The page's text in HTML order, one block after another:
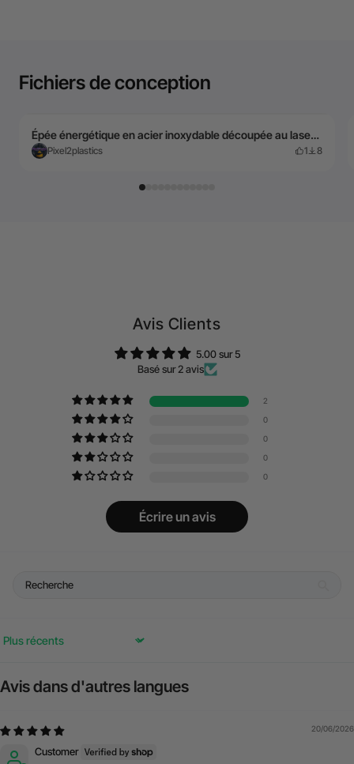
Fichiers de conception
Épée énergétique en acier inoxydable découpée au laser et imprimée UV
Pixel2plastics 1 8
Avis Clients
5.00 sur 5
Basé sur 2 avis
2
0
0
0
0
Écrire un avis
Sort by
Avis dans d'autres langues
20/06/2026
Customer